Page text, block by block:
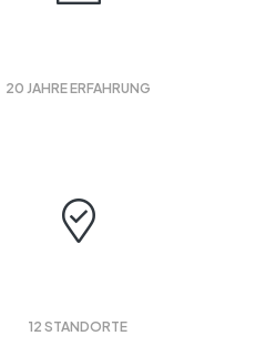
20 JAHRE ERFAHRUNG
12 STANDORTE